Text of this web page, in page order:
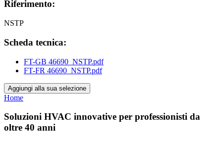
Riferimento:
NSTP
Scheda tecnica:
FT-GB 46690_NSTP.pdf
FT-FR 46690_NSTP.pdf
Aggiungi alla sua selezione
Home
Soluzioni HVAC innovative per professionisti da
oltre 40 anni